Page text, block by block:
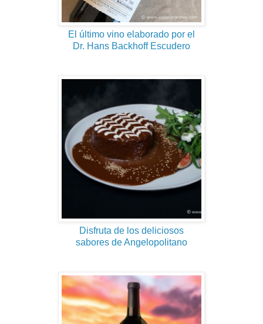
El último vino elaborado por el
Dr. Hans Backhoff Escudero
Disfruta de los deliciosos
sabores de Angelopolitano